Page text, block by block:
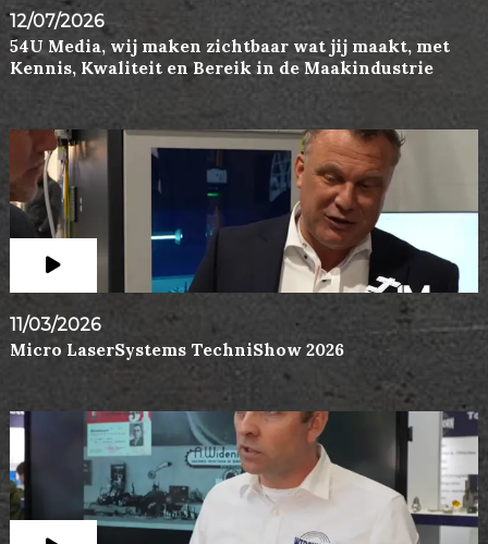
12/07/2026
54U Media, wij maken zichtbaar wat jij maakt, met
Kennis, Kwaliteit en Bereik in de Maakindustrie
11/03/2026
Micro LaserSystems TechniShow 2026